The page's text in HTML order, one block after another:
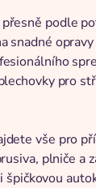
podle
snadné
pro
vše pro
plniče a
špičkovou